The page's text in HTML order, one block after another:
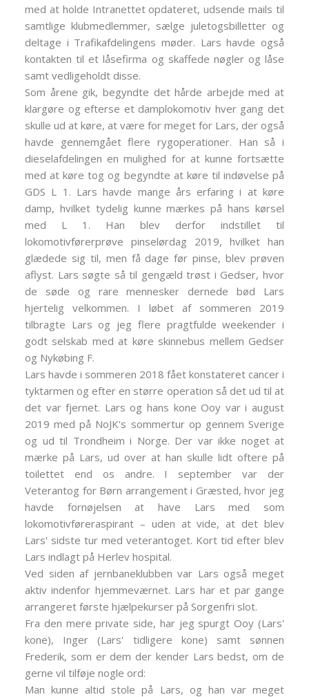
med at holde Intranettet opdateret, udsende mails til
samtlige klubmedlemmer, sælge juletogsbilletter og
deltage i Trafikafdelingens møder. Lars havde også
kontakten til et låsefirma og skaffede nøgler og låse
samt vedligeholdt disse.
Som årene gik, begyndte det hårde arbejde med at
klargøre og efterse et damplokomotiv hver gang det
skulle ud at køre, at være for meget for Lars, der også
havde gennemgået flere rygoperationer. Han så i
dieselafdelingen en mulighed for at kunne fortsætte
med at køre tog og begyndte at køre til indøvelse på
GDS L 1. Lars havde mange års erfaring i at køre
damp, hvilket tydelig kunne mærkes på hans kørsel
med L 1. Han blev derfor indstillet til
lokomotivførerprøve pinselørdag 2019, hvilket han
glædede sig til, men få dage før pinse, blev prøven
aflyst. Lars søgte så til gengæld trøst i Gedser, hvor
de søde og rare mennesker dernede bød Lars
hjertelig velkommen. I løbet af sommeren 2019
tilbragte Lars og jeg flere pragtfulde weekender i
godt selskab med at køre skinnebus mellem Gedser
og Nykøbing F.
Lars havde i sommeren 2018 fået konstateret cancer i
tyktarmen og efter en større operation så det ud til at
det var fjernet. Lars og hans kone Ooy var i august
2019 med på NoJK's sommertur op gennem Sverige
og ud til Trondheim i Norge. Der var ikke noget at
mærke på Lars, ud over at han skulle lidt oftere på
toilettet end os andre. I september var der
Veterantog for Børn arrangement i Græsted, hvor jeg
havde fornøjelsen at have Lars med som
lokomotivføreraspirant – uden at vide, at det blev
Lars' sidste tur med veterantoget. Kort tid efter blev
Lars indlagt på Herlev hospital.
Ved siden af jernbaneklubben var Lars også meget
aktiv indenfor hjemmeværnet. Lars har et par gange
arrangeret første hjælpekurser på Sorgenfri slot.
Fra den mere private side, har jeg spurgt Ooy (Lars'
kone), Inger (Lars' tidligere kone) samt sønnen
Frederik, som er dem der kender Lars bedst, om de
gerne vil tilføje nogle ord:
Man kunne altid stole på Lars, og han var meget